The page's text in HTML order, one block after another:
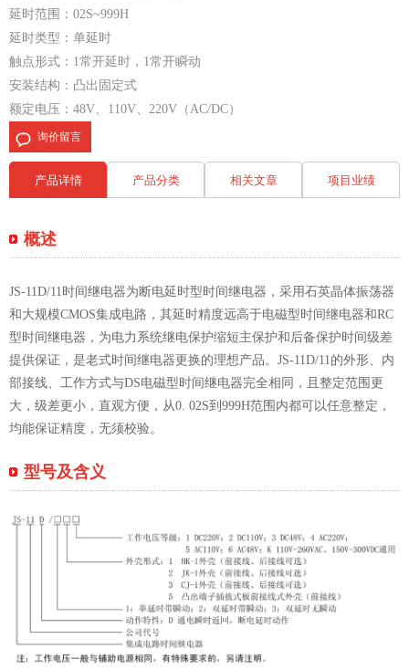
延时范围：02S~999H
延时类型：单延时
触点形式：1常开延时，1常开瞬动
安装结构：凸出固定式
额定电压：48V、110V、220V（AC/DC）
询价留言
产品详情 产品分类 相关文章 项目业绩
概述
JS-11D/11时间继电器为断电延时型时间继电器，采用石英晶体振荡器
和大规模CMOS集成电路，其延时精度远高于电磁型时间继电器和RC
型时间继电器，为电力系统继电保护缩短主保护和后备保护时间级差
提供保证，是老式时间继电器更换的理想产品。JS-11D/11的外形、内
部接线、工作方式与DS电磁型时间继电器完全相同，且整定范围更
大，级差更小，直观方便，从0. 02S到999H范围内都可以任意整定，
均能保证精度，无须校验。
型号及含义